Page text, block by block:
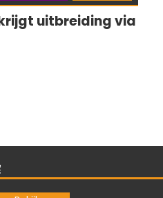
uitbreiding via